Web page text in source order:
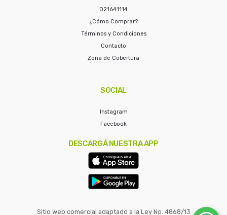
021641114
¿Cómo Comprar?
Términos y Condiciones
Contacto
Zona de Cobertura
SOCIAL
Instagram
Facebook
DESCARGÁ NUESTRA APP
Sitio web comercial adaptado a la Ley No. 4868/13